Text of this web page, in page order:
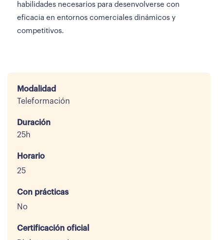
habilidades necesarios para desenvolverse con
eficacia en entornos comerciales dinámicos y
competitivos.
Modalidad
Teleformación
Duración
25h
Horario
25
Con prácticas
No
Certificación oficial